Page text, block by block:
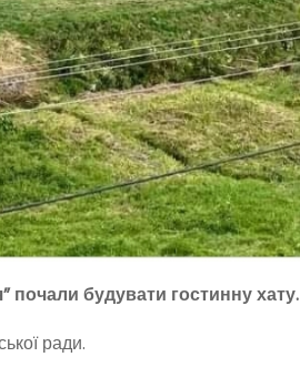
почали будувати гостинну хату.
ради.